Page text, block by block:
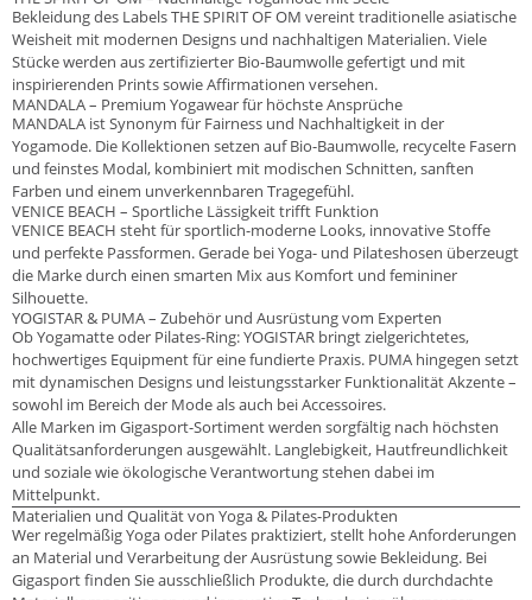
Bekleidung des Labels THE SPIRIT OF OM vereint traditionelle asiatische
Weisheit mit modernen Designs und nachhaltigen Materialien. Viele
Stücke werden aus zertifizierter Bio-Baumwolle gefertigt und mit
inspirierenden Prints sowie Affirmationen versehen.
MANDALA – Premium Yogawear für höchste Ansprüche
MANDALA ist Synonym für Fairness und Nachhaltigkeit in der
Yogamode. Die Kollektionen setzen auf Bio-Baumwolle, recycelte Fasern
und feinstes Modal, kombiniert mit modischen Schnitten, sanften
Farben und einem unverkennbaren Tragegefühl.
VENICE BEACH – Sportliche Lässigkeit trifft Funktion
VENICE BEACH steht für sportlich-moderne Looks, innovative Stoffe
und perfekte Passformen. Gerade bei Yoga- und Pilateshosen überzeugt
die Marke durch einen smarten Mix aus Komfort und femininer
Silhouette.
YOGISTAR & PUMA – Zubehör und Ausrüstung vom Experten
Ob Yogamatte oder Pilates-Ring: YOGISTAR bringt zielgerichtetes,
hochwertiges Equipment für eine fundierte Praxis. PUMA hingegen setzt
mit dynamischen Designs und leistungsstarker Funktionalität Akzente –
sowohl im Bereich der Mode als auch bei Accessoires.
Alle Marken im Gigasport-Sortiment werden sorgfältig nach höchsten
Qualitätsanforderungen ausgewählt. Langlebigkeit, Hautfreundlichkeit
und soziale wie ökologische Verantwortung stehen dabei im
Mittelpunkt.
Materialien und Qualität von Yoga & Pilates-Produkten
Wer regelmäßig Yoga oder Pilates praktiziert, stellt hohe Anforderungen
an Material und Verarbeitung der Ausrüstung sowie Bekleidung. Bei
Gigasport finden Sie ausschließlich Produkte, die durch durchdachte